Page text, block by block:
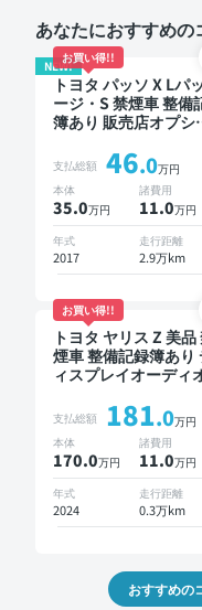
あなたにおすすめ
NEW!
お買い得!!
トヨタ パッソ X Lパ
ージ・S 禁煙車 整備
簿あり 販売店オプシ
ETC バックモニター ド
ライブレコーダー 衝突
軽減
支払総額 46.0万円
本体
35.0万円
諸費用
11.0万円
年式
2017
走行距離
2.9万km
お買い得!!
トヨタ ヤリス Z 美品
煙車 整備記録簿あり
ィスプレイオーディ
モニター オートクルー
ズ スマートキー ETC
ックモニター 全方位カ
メラ ドライブレコーダ
ー 衝突軽減
支払総額 181.0万円
本体
170.0万円
諸費用
11.0万円
年式
2024
走行距離
0.3万km
おすすめの